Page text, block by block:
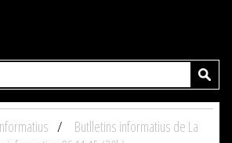
Butlletins informatius de La